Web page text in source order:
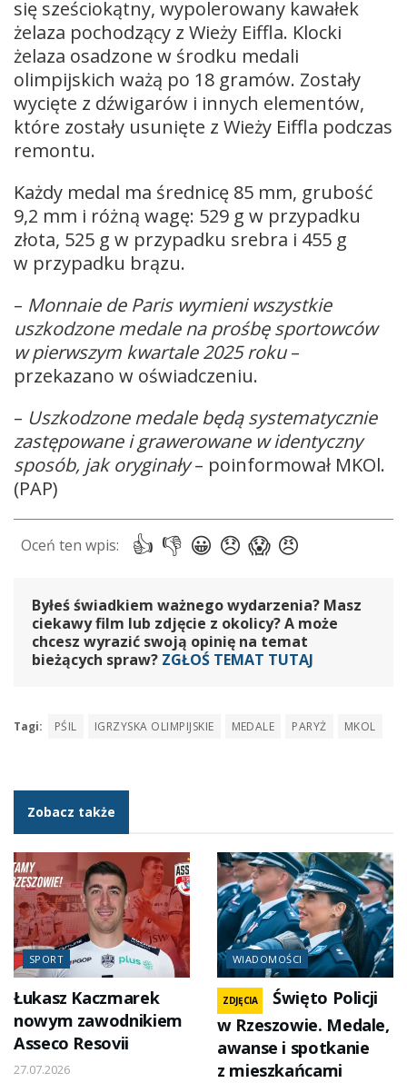
się sześciokątny, wypolerowany kawałek
żelaza pochodzący z Wieży Eiffla. Klocki
żelaza osadzone w środku medali
olimpijskich ważą po 18 gramów. Zostały
wycięte z dźwigarów i innych elementów,
które zostały usunięte z Wieży Eiffla podczas
remontu.
Każdy medal ma średnicę 85 mm, grubość
9,2 mm i różną wagę: 529 g w przypadku
złota, 525 g w przypadku srebra i 455 g
w przypadku brązu.
– Monnaie de Paris wymieni wszystkie
uszkodzone medale na prośbę sportowców
w pierwszym kwartale 2025 roku–
przekazano w oświadczeniu.
– Uszkodzone medale będą systematycznie
zastępowane i grawerowane w identyczny
sposób, jak oryginały– poinformował MKOl.
(PAP)
Byłeś świadkiem ważnego wydarzenia? Masz
ciekawy film lub zdjęcie z okolicy? A może
chcesz wyrazić swoją opinię na temat
bieżących spraw? ZGŁOŚ TEMAT TUTAJ
Tagi: PŚIL IGRZYSKA OLIMPIJSKIE MEDALE PARYŻ MKOL
Zobacz także
SPORT
Łukasz Kaczmarek
nowym zawodnikiem
Asseco Resovii
27.07.2026
WIADOMOŚCI
ZDJĘCIA
Święto Policji
w Rzeszowie. Medale,
awanse i spotkanie
z mieszkańcami